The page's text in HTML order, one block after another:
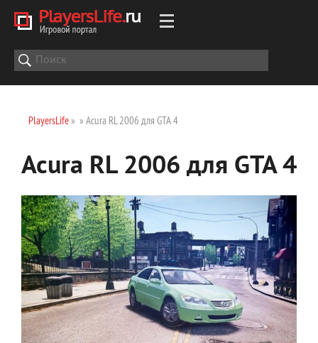
PlayersLife» » Acura RL 2006 для GTA 4
Acura RL 2006 для GTA 4